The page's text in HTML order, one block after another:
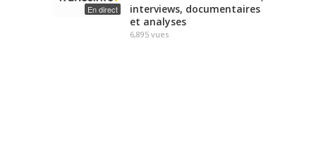
En direct
interviews, documentaires
et analyses
6,895 vues